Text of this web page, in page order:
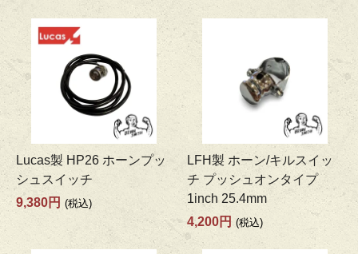
Lucas製 HP26 ホーンプッ
シュスイッチ
9,380円 (税込)
LFH製 ホーン/キルスイッ
チ プッシュオンタイプ
1inch 25.4mm
4,200円 (税込)